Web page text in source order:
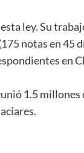
ley. Su
notas en 45
en
1.5 millones